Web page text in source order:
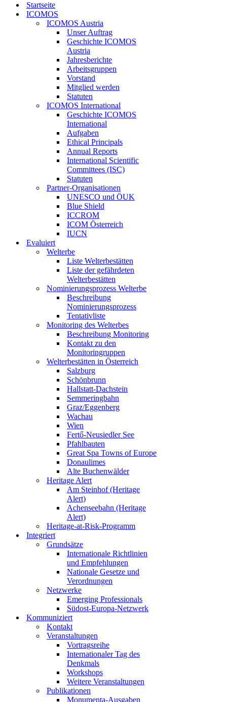
Startseite
ICOMOS
ICOMOS Austria
Unser Auftrag
Geschichte ICOMOS
Austria
Jahresberichte
Arbeitsgruppen
Vorstand
Mitglied werden
Statuten
ICOMOS International
Geschichte ICOMOS
International
Aufgaben
Ethical Principals
Annual Reports
International Scientific
Committees (ISC)
Statuten
Partner-Organisationen
UNESCO und ÖUK
Blue Shield
ICCROM
ICOM Österreich
IUCN
Evaluiert
Welterbe
Liste Welterbestätten
Liste der gefährdeten
Welterbestätten
Nominierungsprozess Welterbe
Beschreibung
Nominierungsprozess
Tentativliste
Monitoring des Welterbes
Beschreibung Monitoring
Kontakt zu den
Monitoringruppen
Welterbestätten in Österreich
Salzburg
Schönbrunn
Hallstatt-Dachstein
Semmeringbahn
Graz/Eggenberg
Wachau
Wien
Fertő-Neusiedler See
Pfahlbauten
Great Spa Towns of Europe
Donaulimes
Alte Buchenwälder
Heritage Alert
Am Steinhof (Heritage
Alert)
Achenseebahn (Heritage
Alert)
Heritage-at-Risk-Programm
Integriert
Grundsätze
Internationale Richtlinien
und Empfehlungen
Nationale Gesetze und
Verordnungen
Netzwerke
Emerging Professionals
Südost-Europa-Netzwerk
Kommuniziert
Kontakt
Veranstaltungen
Vortragsreihe
Internationaler Tag des
Denkmals
Workshops
Weitere Veranstaltungen
Publikationen
Monumenta-Ausgaben